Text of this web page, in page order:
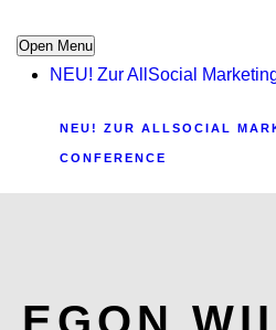
Open Menu
NEU! Zur AllSocial
NEU! ZUR ALLSOCIAL
CONFERENCE